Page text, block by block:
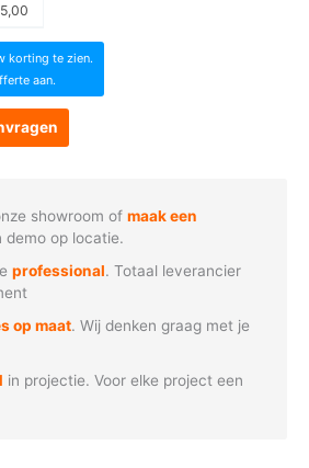
korting te zien.
aan.
showroom ofmaak een
demo op locatie.
professional. Totaal leverancier
op maat. Wij denken graag met je
in projectie. Voor elke project een